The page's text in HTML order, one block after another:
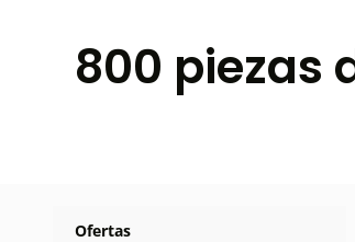
800 piezas
Ofertas